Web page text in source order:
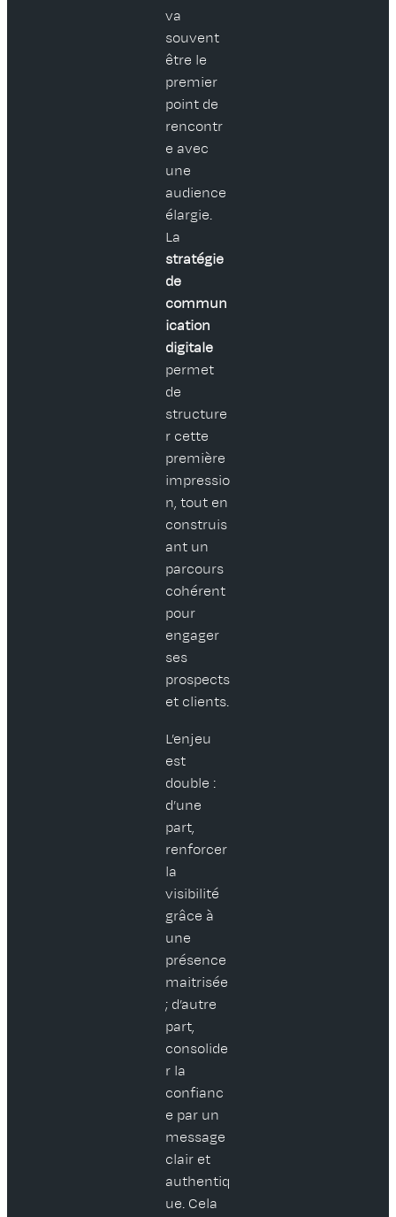
va
souvent
être le
premier
point de
rencontr
e avec
une
audience
élargie.
La
stratégie
de
commun
ication
digitale
permet
de
structure
r cette
première
impressio
n, tout en
construis
ant un
parcours
cohérent
pour
engager
ses
prospects
et clients.
L’enjeu
est
double :
d’une
part,
renforcer
la
visibilité
grâce à
une
présence
maitrisée
; d’autre
part,
consolide
r la
confianc
e par un
message
clair et
authentiq
ue. Cela